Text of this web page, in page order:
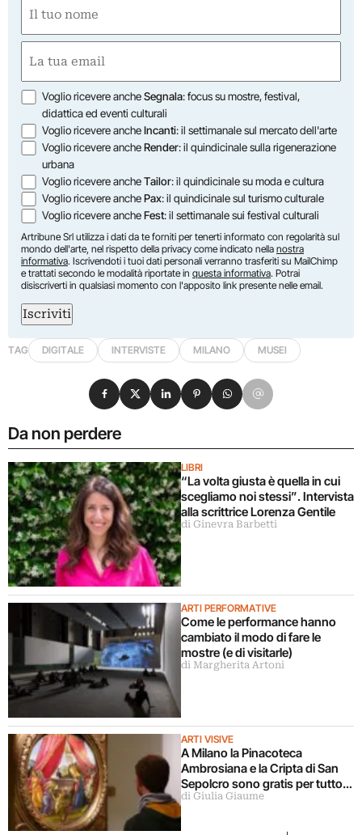
(Obbligatorio)
Nome
(Obbligatorio)
Opzioni
Voglio ricevere ancheSegnala: focus su mostre, festival,
didattica ed eventi culturali
Voglio ricevere ancheIncanti: il settimanale sul mercato dell'arte
Voglio ricevere ancheRender: il quindicinale sulla rigenerazione
urbana
Voglio ricevere ancheTailor: il quindicinale su moda e cultura
Voglio ricevere anchePax: il quindicinale sul turismo culturale
Voglio ricevere ancheFest: il settimanale sui festival culturali
Artribune Srl utilizza i dati da te forniti per tenerti informato con regolarità sul
mondo dell'arte, nel rispetto della privacy come indicato nella nostra
informativa. Iscrivendoti i tuoi dati personali verranno trasferiti su MailChimp
e trattati secondo le modalità riportate in questa informativa. Potrai
disiscriverti in qualsiasi momento con l'apposito link presente nelle email.
Iscriviti
TAG DIGITALE INTERVISTE MILANO MUSEI
Da non perdere
LIBRI
“La volta giusta è quella in cui
scegliamo noi stessi”. Intervista
alla scrittrice Lorenza Gentile
di Ginevra Barbetti
ARTI PERFORMATIVE
Come le performance hanno
cambiato il modo di fare le
mostre (e di visitarle)
di Margherita Artoni
ARTI VISIVE
A Milano la Pinacoteca
Ambrosiana e la Cripta di San
Sepolcro sono gratis per tutto
agosto (ma solo per milanesi)
di Giulia Giaume
Condividi su Facebook
Condividi su X
Condividi su LinkedIn
Condividi su Pinterest
Condividi su WhatsApp
Condividi su Email